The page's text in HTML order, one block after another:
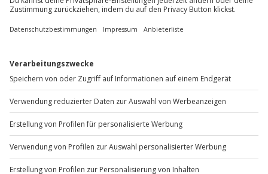
Gutschein gültig für 1 Person
Du möchtest als Firma bestellen?
+49 89 / 60 60 89 700
Mo-Fr: 9-17 Uhr
b2b@jochen-schweizer.de
www.b2b.jochen-schweizer.de/